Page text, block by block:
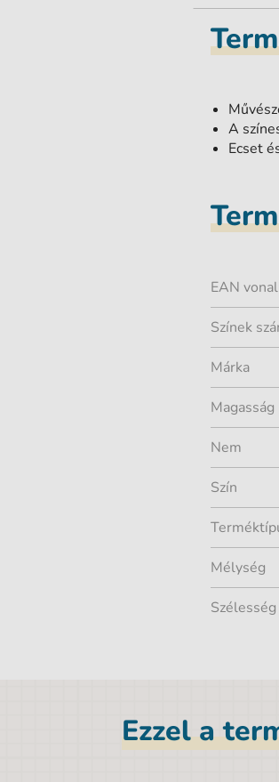
A
Ecset
EAN
Színek
Márka
Magasság
Nem
Szín
Mélység
Szélesség
Ezzel a